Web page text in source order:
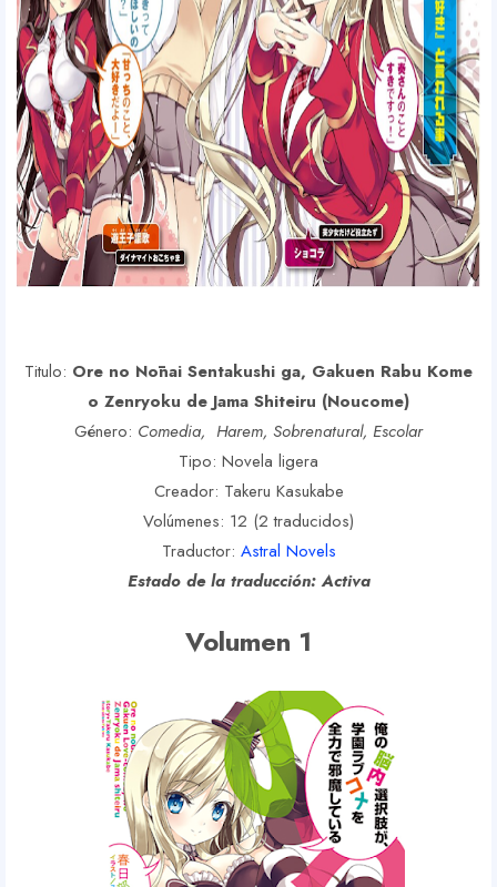
Titulo: Ore no Nōnai Sentakushi ga, Gakuen Rabu Kome
o Zenryoku de Jama Shiteiru (Noucome)
Género: Comedia, Harem, Sobrenatural, Escolar
Tipo: Novela ligera
Creador: Takeru Kasukabe
Volúmenes: 12 (2 traducidos)
Traductor: Astral Novels
Estado de la traducción: Activa
Volumen 1